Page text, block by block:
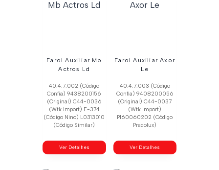
Farol Auxiliar Mb
Actros Ld
40.4.7.002 (Código
Confia) 9438200156
(Original) C44-0036
(Wtk Import) F-374
(Código Nino) L0313010
(Código Similar)
Ver Detalhes
Farol Auxiliar Axor
Le
40.4.7.003 (Código
Confia) 9408200056
(Original) C44-0037
(Wtk Import)
Pl60060202 (Código
Pradolux)
Ver Detalhes